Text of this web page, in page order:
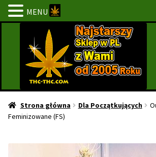
nawigacji
treści
Strona Główna
Strona główna Dla Początkujących
Feminizowane (FS)
MENU